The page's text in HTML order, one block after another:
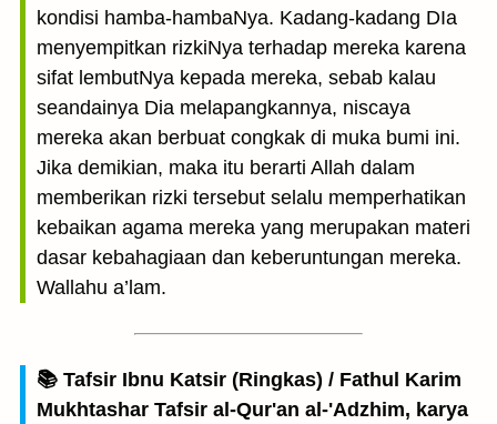
kondisi hamba-hambaNya. Kadang-kadang DIa
menyempitkan rizkiNya terhadap mereka karena
sifat lembutNya kepada mereka, sebab kalau
seandainya Dia melapangkannya, niscaya
mereka akan berbuat congkak di muka bumi ini.
Jika demikian, maka itu berarti Allah dalam
memberikan rizki tersebut selalu memperhatikan
kebaikan agama mereka yang merupakan materi
dasar kebahagiaan dan keberuntungan mereka.
Wallahu a’lam.
📚 Tafsir Ibnu Katsir (Ringkas) / Fathul Karim
Mukhtashar Tafsir al-Qur'an al-'Adzhim, karya